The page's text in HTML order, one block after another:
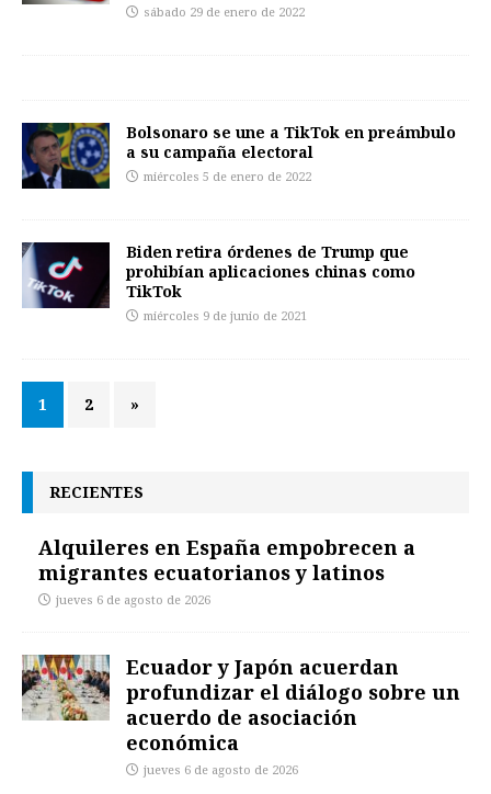
sábado 29 de enero de 2022
Bolsonaro se une a TikTok en preámbulo
a su campaña electoral
miércoles 5 de enero de 2022
Biden retira órdenes de Trump que
prohibían aplicaciones chinas como
TikTok
miércoles 9 de junio de 2021
1 2 »
RECIENTES
Alquileres en España empobrecen a
migrantes ecuatorianos y latinos
jueves 6 de agosto de 2026
Ecuador y Japón acuerdan
profundizar el diálogo sobre un
acuerdo de asociación
económica
jueves 6 de agosto de 2026